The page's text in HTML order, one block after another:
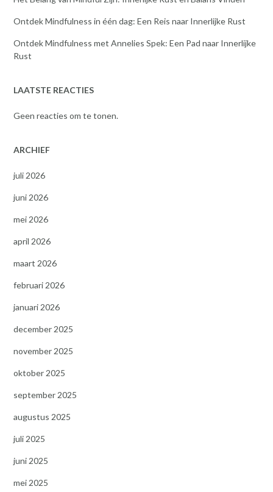
Ontdek Mindfulness in één dag: Een Reis naar Innerlijke Rust
Ontdek Mindfulness met Annelies Spek: Een Pad naar Innerlijke
Rust
LAATSTE REACTIES
Geen reacties om te tonen.
ARCHIEF
juli 2026
juni 2026
mei 2026
april 2026
maart 2026
februari 2026
januari 2026
december 2025
november 2025
oktober 2025
september 2025
augustus 2025
juli 2025
juni 2025
mei 2025